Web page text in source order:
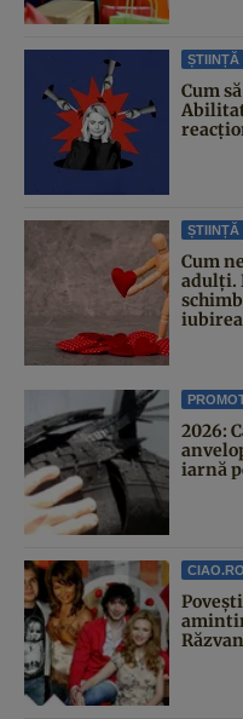
ȘTIINȚĂ
Cum
ȘTIINȚĂ
Cum
adulți.
iubirea
2026:
iarnă
CIAO.RO